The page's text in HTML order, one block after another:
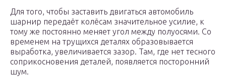
Для того, чтобы заставить двигаться автомобиль
шарнир передаёт колёсам значительное усилие, к
тому же постоянно меняет угол между полуосями. Со
временем на трущихся деталях образовывается
выработка, увеличивается зазор. Там, где нет тесного
соприкосновения деталей, появляется посторонний
шум.